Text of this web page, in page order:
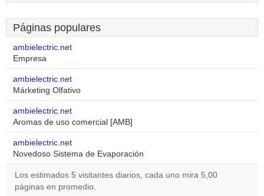
Páginas populares
ambielectric.net
Empresa
ambielectric.net
Márketing Olfativo
ambielectric.net
Aromas de uso comercial [AMB]
ambielectric.net
Novedoso Sistema de Evaporación
Los estimados 5 visitantes diarios, cada uno mira 5,00
páginas en promedio.